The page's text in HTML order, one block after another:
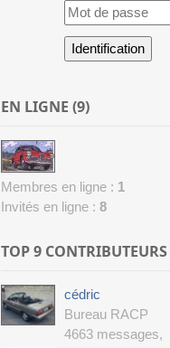
EN LIGNE (9)
Membres en ligne : 1
Invités en ligne : 8
TOP 9 CONTRIBUTEURS
cédric
Bureau RACP
4663 messages,